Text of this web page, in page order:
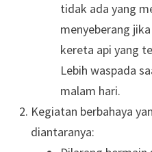
tidak ada yang
menyeberang
kereta api yang
Lebih waspada
malam hari.
Kegiatan berbahaya
diantaranya: